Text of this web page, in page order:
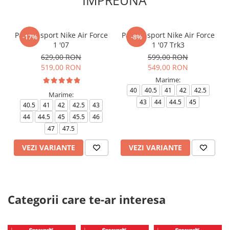
-17%
Pantofi sport Nike Air Force
1 '07
629,00 RON
519,00 RON
Marime:
40.5 41 42 42.5
43
44
44.5 45 45.5
46
47
47.5
VEZI VARIANTE
-8%
Pantofi sport Nike Air Force
1 '07 Trk3
599,00 RON
549,00 RON
Marime:
40 40.5 41 42
42.5
43
44 44.5 45
VEZI VARIANTE
Categorii care te-ar interesa